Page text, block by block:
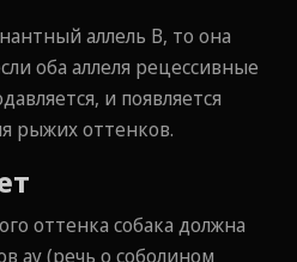
аллель B, то она
оба аллеля рецессивные
и появляется
рыжих оттенков.
оттенка собака должна
ay (речь о соболином